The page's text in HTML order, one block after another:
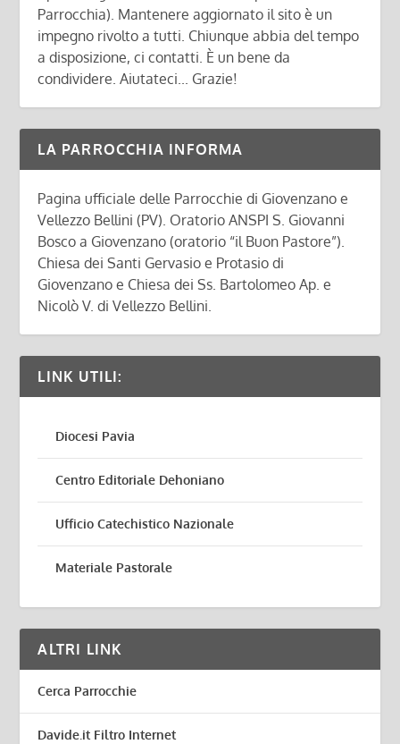
Parrocchia). Mantenere aggiornato il sito è un
impegno rivolto a tutti. Chiunque abbia del tempo
a disposizione, ci contatti. È un bene da
condividere. Aiutateci... Grazie!
LA PARROCCHIA INFORMA
Pagina ufficiale delle Parrocchie di Giovenzano e
Vellezzo Bellini (PV). Oratorio ANSPI S. Giovanni
Bosco a Giovenzano (oratorio “il Buon Pastore”).
Chiesa dei Santi Gervasio e Protasio di
Giovenzano e Chiesa dei Ss. Bartolomeo Ap. e
Nicolò V. di Vellezzo Bellini.
LINK UTILI:
Diocesi Pavia
Centro Editoriale Dehoniano
Ufficio Catechistico Nazionale
Materiale Pastorale
ALTRI LINK
Cerca Parrocchie
Davide.it Filtro Internet